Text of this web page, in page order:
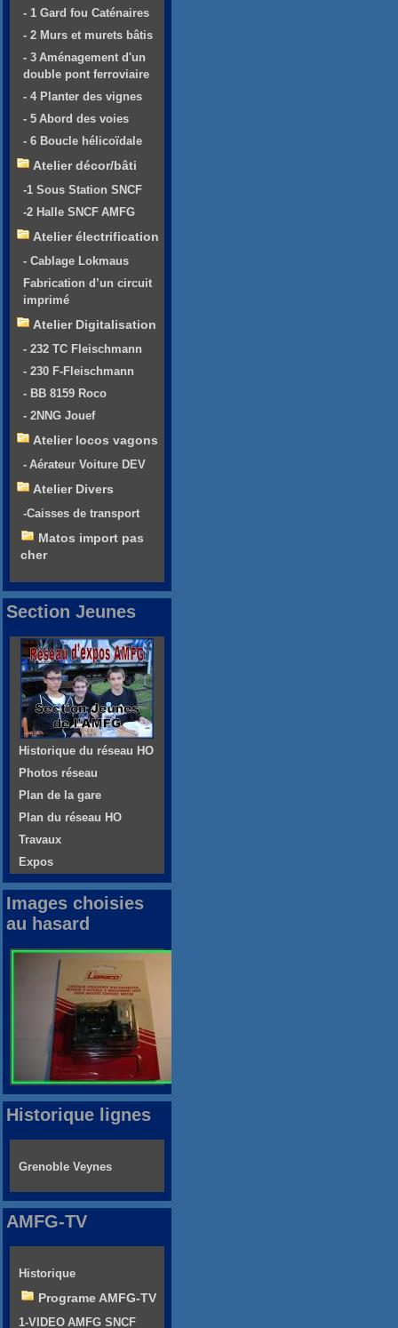
- 1 Gard fou Caténaires
- 2 Murs et murets bâtis
- 3 Aménagement d'un
double pont ferroviaire
- 4 Planter des vignes
- 5 Abord des voies
- 6 Boucle hélicoïdale
Atelier décor/bâti
-1 Sous Station SNCF
-2 Halle SNCF AMFG
Atelier électrification
- Cablage Lokmaus
Fabrication d’un circuit
imprimé
Atelier Digitalisation
- 232 TC Fleischmann
- 230 F-Fleischmann
- BB 8159 Roco
- 2NNG Jouef
Atelier locos vagons
- Aérateur Voiture DEV
Atelier Divers
-Caisses de transport
Matos import pas
cher
Section Jeunes
Historique du réseau HO
Photos réseau
Plan de la gare
Plan du réseau HO
Travaux
Expos
Images choisies
au hasard
Historique lignes
Grenoble Veynes
AMFG-TV
Historique
Programe AMFG-TV
1-VIDEO AMFG SNCF